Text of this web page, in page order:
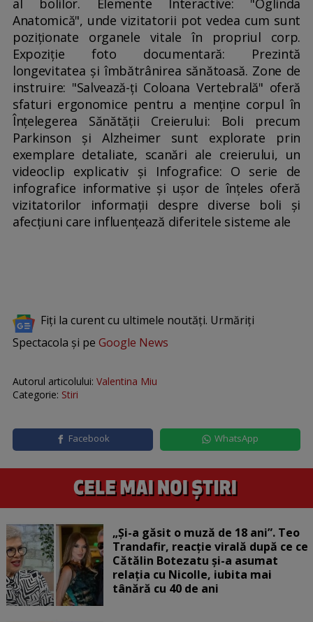
al bolilor. Elemente Interactive: "Oglinda
Anatomică", unde vizitatorii pot vedea cum sunt
poziționate organele vitale în propriul corp.
Expoziție foto documentară: Prezintă
longevitatea și îmbătrânirea sănătoasă. Zone de
instruire: "Salvează-ți Coloana Vertebrală" oferă
sfaturi ergonomice pentru a menține corpul în
Înțelegerea Sănătății Creierului: Boli precum
Parkinson și Alzheimer sunt explorate prin
exemplare detaliate, scanări ale creierului, un
videoclip explicativ și Infografice: O serie de
infografice informative și ușor de înțeles oferă
vizitatorilor informații despre diverse boli și
afecțiuni care influențează diferitele sisteme ale
Fiți la curent cu ultimele noutăți. Urmăriți
Spectacola și pe Google News
Autorul articolului: Valentina Miu
Categorie: Stiri
Facebook WhatsApp
„Și-a găsit o muză de 18 ani”. Teo
Trandafir, reacție virală după ce ce
Cătălin Botezatu și-a asumat
relația cu Nicolle, iubita mai
tânără cu 40 de ani